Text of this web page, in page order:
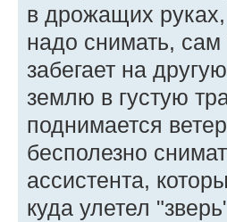
в дрожащих
надо снимать,
забегает на
землю в густую
поднимается
бесполезно
ассистента,
куда улетел